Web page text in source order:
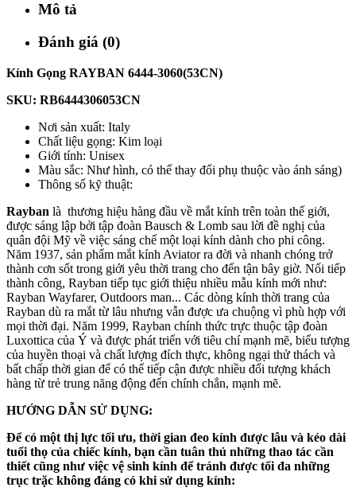
Mô tả
Đánh giá (0)
Kính Gọng RAYBAN 6444-3060(53CN)
SKU: RB6444306053CN
Nơi sản xuất: Italy
Chất liệu gọng: Kim loại
Giới tính: Unisex
Màu sắc: Như hình, có thể thay đổi phụ thuộc vào ánh sáng)
Thông số kỹ thuật:
Rayban là thương hiệu hàng đầu về mắt kính trên toàn thế giới,
được sáng lập bởi tập đoàn Bausch & Lomb sau lời đề nghị của
quân đội Mỹ về việc sáng chế một loại kính dành cho phi công.
Năm 1937, sản phẩm mắt kính Aviator ra đời và nhanh chóng trở
thành cơn sốt trong giới yêu thời trang cho đến tận bây giờ. Nối tiếp
thành công, Rayban tiếp tục giới thiệu nhiều mẫu kính mới như:
Rayban Wayfarer, Outdoors man... Các dòng kính thời trang của
Rayban dù ra mắt từ lâu nhưng vẫn được ưa chuộng vì phù hợp với
mọi thời đại. Năm 1999, Rayban chính thức trực thuộc tập đoàn
Luxottica của Ý và được phát triển với tiêu chí mạnh mẽ, biểu tượng
của huyền thoại và chất lượng đích thực, không ngại thử thách và
bất chấp thời gian để có thể tiếp cận được nhiều đối tượng khách
hàng từ trẻ trung năng động đến chính chắn, mạnh mẽ.
HƯỚNG DẪN SỬ DỤNG:
Để có một thị lực tối ưu, thời gian đeo kính được lâu và kéo dài
tuổi thọ của chiếc kính, bạn cần tuân thủ những thao tác cần
thiết cũng như việc vệ sinh kính để tránh được tối đa những
trục trặc không đáng có khi sử dụng kính: